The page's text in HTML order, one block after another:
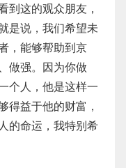
到这的观众朋友，
是说，我们希望未
，能够帮助到京
做强。因为你做
个人，他是这样一
得益于他的财富，
的命运，我特别希